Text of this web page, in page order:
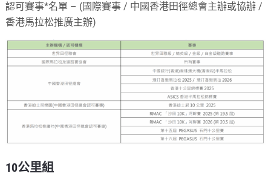
認可賽事*名單 – (國際賽事 / 中國香港田徑總會主辦或協辦 /
香港馬拉松推廣主辦)
10公里組